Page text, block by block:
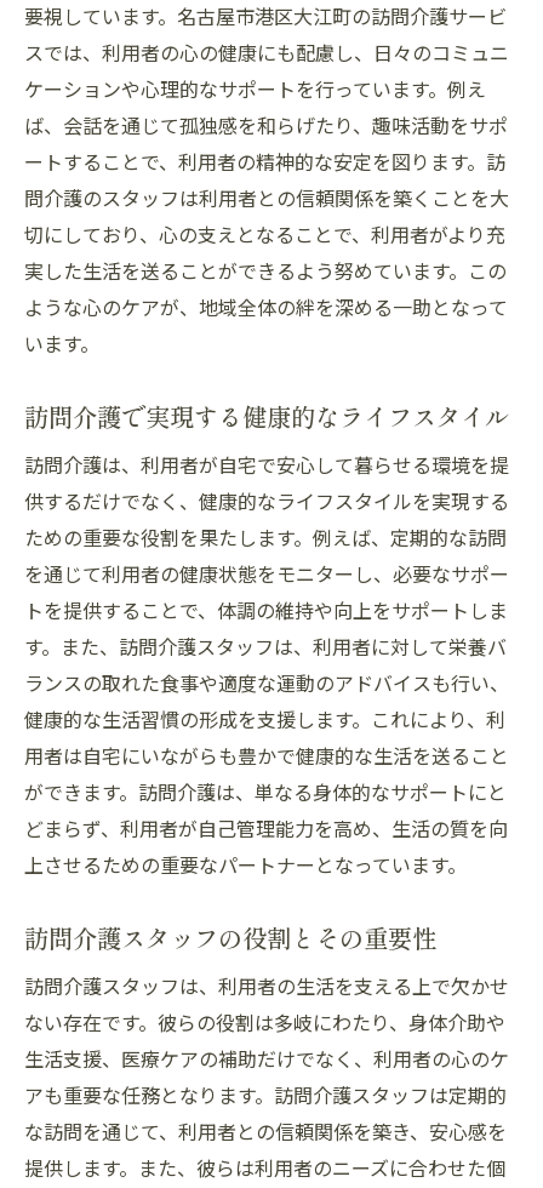
要視しています。名古屋市港区大江町の訪問介護サービ
スでは、利用者の心の健康にも配慮し、日々のコミュニ
ケーションや心理的なサポートを行っています。例え
ば、会話を通じて孤独感を和らげたり、趣味活動をサポ
ートすることで、利用者の精神的な安定を図ります。訪
問介護のスタッフは利用者との信頼関係を築くことを大
切にしており、心の支えとなることで、利用者がより充
実した生活を送ることができるよう努めています。この
ような心のケアが、地域全体の絆を深める一助となって
います。
訪問介護で実現する健康的なライフスタイル
訪問介護は、利用者が自宅で安心して暮らせる環境を提
供するだけでなく、健康的なライフスタイルを実現する
ための重要な役割を果たします。例えば、定期的な訪問
を通じて利用者の健康状態をモニターし、必要なサポー
トを提供することで、体調の維持や向上をサポートしま
す。また、訪問介護スタッフは、利用者に対して栄養バ
ランスの取れた食事や適度な運動のアドバイスも行い、
健康的な生活習慣の形成を支援します。これにより、利
用者は自宅にいながらも豊かで健康的な生活を送ること
ができます。訪問介護は、単なる身体的なサポートにと
どまらず、利用者が自己管理能力を高め、生活の質を向
上させるための重要なパートナーとなっています。
訪問介護スタッフの役割とその重要性
訪問介護スタッフは、利用者の生活を支える上で欠かせ
ない存在です。彼らの役割は多岐にわたり、身体介助や
生活支援、医療ケアの補助だけでなく、利用者の心のケ
アも重要な任務となります。訪問介護スタッフは定期的
な訪問を通じて、利用者との信頼関係を築き、安心感を
提供します。また、彼らは利用者のニーズに合わせた個